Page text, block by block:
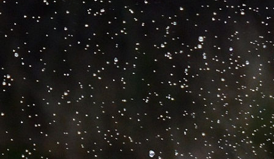
Opleidingen en
trainingen
Zoek een vereniging
Activiteiten agenda
Inlog Mijn RvB account